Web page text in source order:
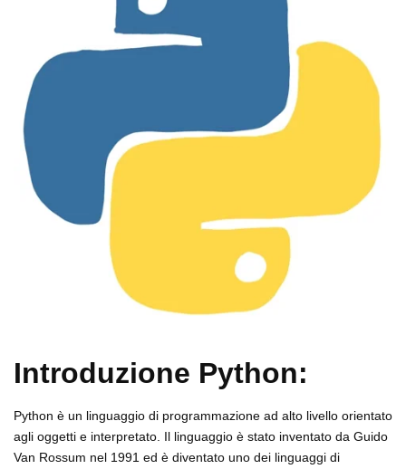
Introduzione Python:
Python è un linguaggio di programmazione ad alto livello orientato
agli oggetti e interpretato. Il linguaggio è stato inventato da Guido
Van Rossum nel 1991 ed è diventato uno dei linguaggi di